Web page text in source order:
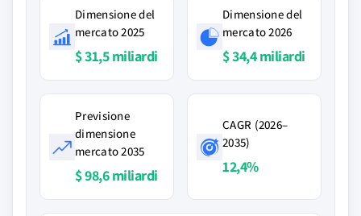
Dimensione del
mercato 2025
$ 31,5 miliardi
Dimensione del
mercato 2026
$ 34,4 miliardi
Previsione
dimensione
mercato 2035
$ 98,6 miliardi
CAGR (2026–
2035)
12,4%